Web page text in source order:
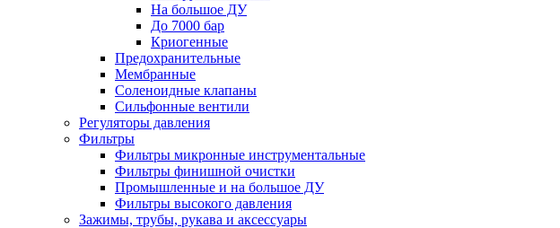
На большое ДУ
До 7000 бар
Криогенные
Предохранительные
Мембранные
Соленоидные клапаны
Сильфонные вентили
Регуляторы давления
Фильтры
Фильтры микронные инструментальные
Фильтры финишной очистки
Промышленные и на большое ДУ
Фильтры высокого давления
Зажимы, трубы, рукава и аксессуары